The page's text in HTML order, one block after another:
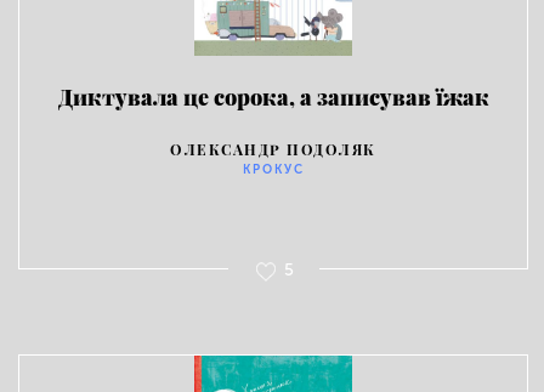
Диктувала це сорока, а записував їжак
ОЛЕКСАНДР ПОДОЛЯК
КРОКУС
5